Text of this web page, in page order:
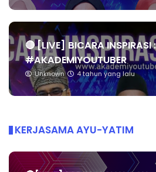
🔴 [LIVE] BICARA INSPIRASI
#AKADEMIYOUTUBER
Unknown 4 tahun yang lalu
KERJASAMA AYU-YATIM